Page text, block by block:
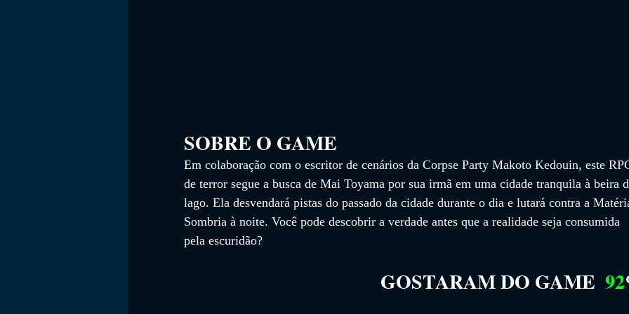
SOBRE O GAME
Em colaboração com o escritor de cenários da Corpse Party Makoto Kedouin, este
de terror segue a busca de Mai Toyama por sua irmã em uma cidade tranquila à beira
lago. Ela desvendará pistas do passado da cidade durante o dia e lutará contra a
Sombria à noite. Você pode descobrir a verdade antes que a realidade seja consumida
pela escuridão?
GOSTARAM DO GAME 92